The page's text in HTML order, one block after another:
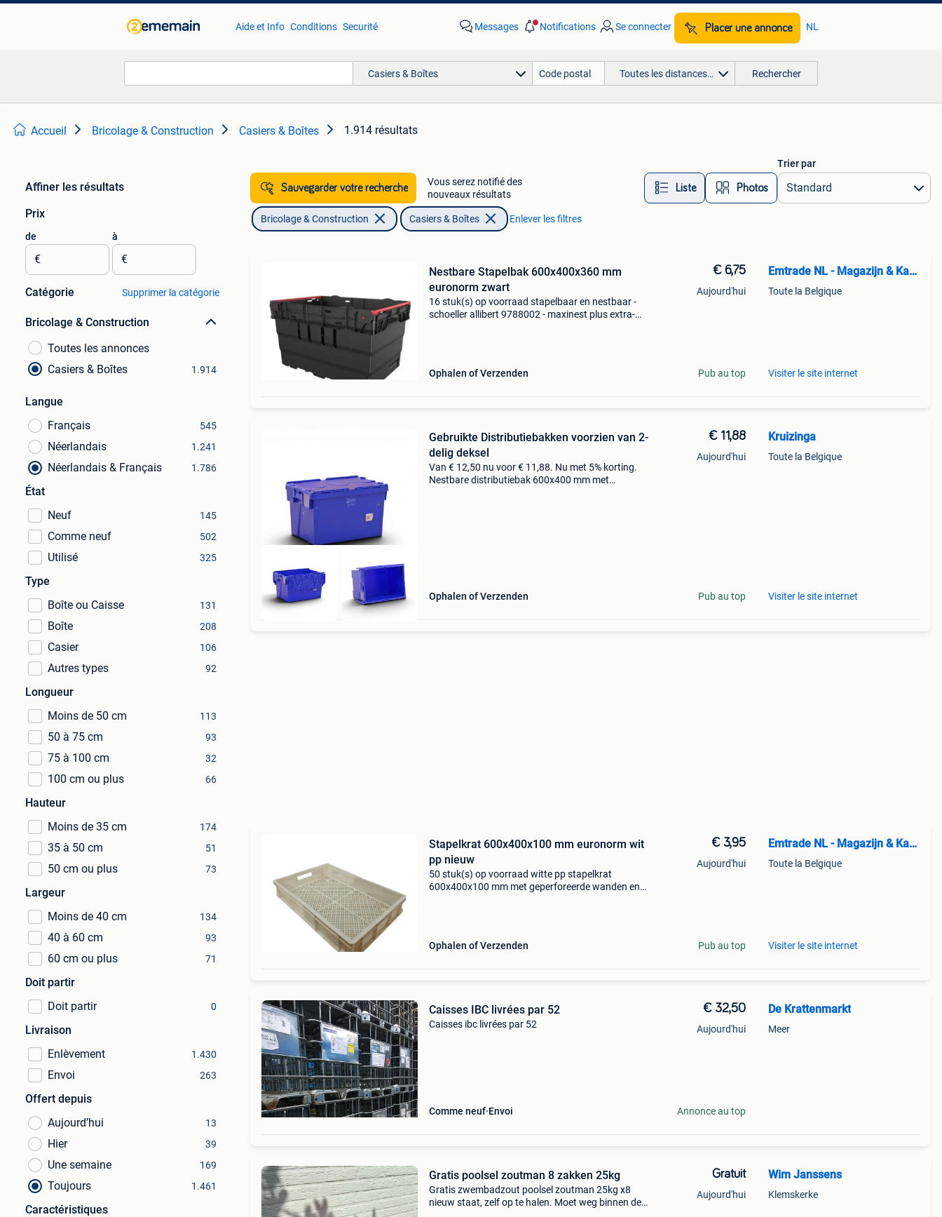
Aide et Info Conditions Securité Messages Notifications Se connecter Placer une annonce NL
Casiers & Boîtes Toutes les distances… Rechercher
Accueil Bricolage & Construction Casiers & Boîtes 1.914 résultats
Affiner les résultats
Prix
de
€
à
€
Catégorie Supprimer la catégorie
Bricolage & Construction
Toutes les annonces
Casiers & Boîtes
1.914
Langue
Français
545
Néerlandais 1.241
Néerlandais & Français 1.786
État
Neuf
145
Comme neuf 502
Utilisé 325
Type
Boîte ou Caisse
131
Boîte 208
Casier 106
Autres types 92
Longueur
Moins de 50 cm
113
50 à 75 cm 93
75 à 100 cm 32
100 cm ou plus 66
Hauteur
Moins de 35 cm
174
35 à 50 cm 51
50 cm ou plus 73
Largeur
Moins de 40 cm
134
40 à 60 cm 93
60 cm ou plus 71
Doit partir
Doit partir
0
Livraison
Enlèvement
1.430
Envoi 263
Offert depuis
Aujourd’hui
13
Hier 39
Une semaine 169
Toujours 1.461
Caractéristiques
Sauvegarder votre recherche
Vous serez notifié des
nouveaux résultats
Liste Photos
Trier par
Bricolage & Construction Casiers & Boîtes Enlever les filtres
Nestbare Stapelbak 600x400x360 mm
euronorm zwart
16 stuk(s) op voorraad stapelbaar en nestbaar -
schoeller allibert 9788002 - maxinest plus extra-
Ophalen of Verzenden
€ 6,75
Aujourd'hui
Pub au top
Emtrade NL - Magazijn & Kantoor
Toute la Belgique
Visiter le site internet
Gebruikte Distributiebakken voorzien van 2-
delig deksel
Van € 12,50 nu voor € 11,88. Nu met 5% korting.
Nestbare distributiebak 600x400 mm met
Ophalen of Verzenden
€ 11,88
Aujourd'hui
Pub au top
Kruizinga
Toute la Belgique
Visiter le site internet
Stapelkrat 600x400x100 mm euronorm wit
pp nieuw
50 stuk(s) op voorraad witte pp stapelkrat
600x400x100 mm met geperforeerde wanden en
Ophalen of Verzenden
€ 3,95
Aujourd'hui
Pub au top
Emtrade NL - Magazijn & Kantoor
Toute la Belgique
Visiter le site internet
Caisses IBC livrées par 52
Caisses ibc livrées par 52
Comme neuf Envoi
€ 32,50
Aujourd'hui
Annonce au top
De Krattenmarkt
Meer
Gratis poolsel zoutman 8 zakken 25kg
Gratis zwembadzout poolsel zoutman 25kg x8
nieuw staat, zelf op te halen. Moet weg binnen de
Gratuit
Aujourd'hui
Wim Janssens
Klemskerke